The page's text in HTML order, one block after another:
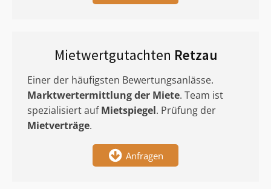
Mietwertgutachten Retzau
Einer der häufigsten Bewertungsanlässe.
Marktwertermittlungder Miete. Team ist
spezialisiert aufMietspiegel. Prüfung der
Mietverträge.
Anfragen